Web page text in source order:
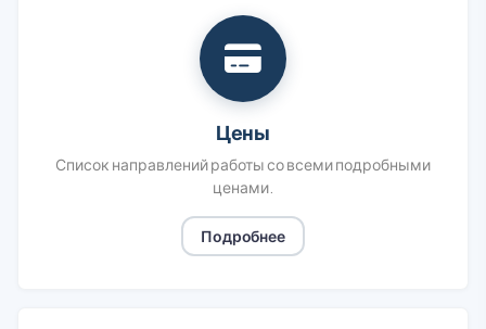
Цены
Список направлений работы со всеми подробными
ценами.
Подробнее